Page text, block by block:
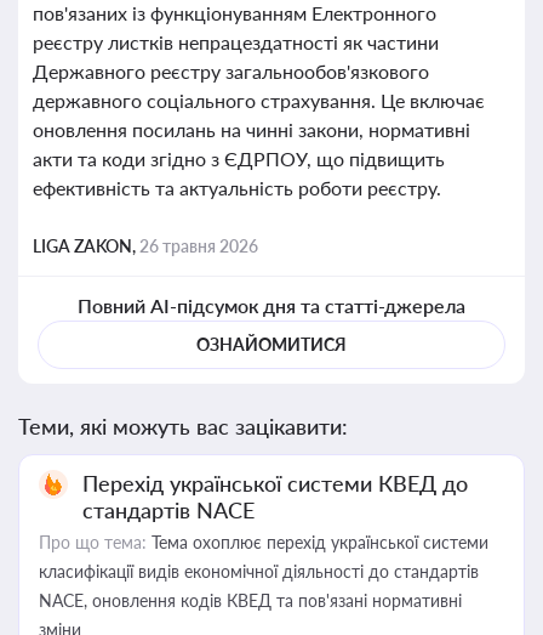
пов'язаних із функціонуванням Електронного
реєстру листків непрацездатності як частини
Державного реєстру загальнообов'язкового
державного соціального страхування. Це включає
оновлення посилань на чинні закони, нормативні
акти та коди згідно з ЄДРПОУ, що підвищить
ефективність та актуальність роботи реєстру.
LIGA ZAKON, 26 травня 2026
Повний AI-підсумок дня та статті-джерела
ОЗНАЙОМИТИСЯ
Теми, які можуть вас зацікавити:
Перехід української системи КВЕД до
стандартів NACE
Про що тема: Тема охоплює перехід української системи
класифікації видів економічної діяльності до стандартів
NACE, оновлення кодів КВЕД та пов'язані нормативні
зміни